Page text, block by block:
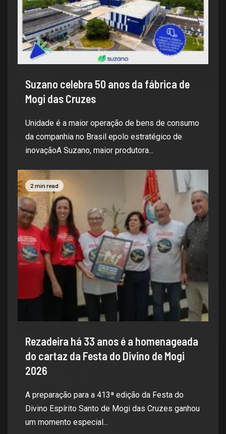
Suzano celebra 50 anos da fábrica de
Mogi das Cruzes
Unidade é a maior operação de bens de consumo
da companhia no Brasil epolo estratégico de
inovaçãoA Suzano, maior produtora...
2 min read
Rezadeira há 33 anos é a homenageada
do cartaz da Festa do Divino de Mogi
2026
A preparação para a 413ª edição da Festa do
Divino Espírito Santo de Mogi das Cruzes ganhou
um momento especial...